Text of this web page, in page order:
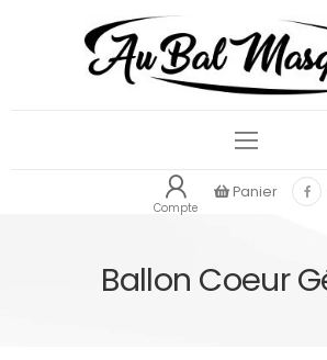
Compte
Panier
Ballon Coeur